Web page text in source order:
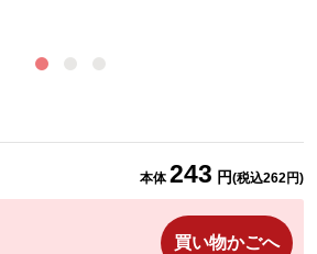
本体243 円(税込262円)
買い物かごへ